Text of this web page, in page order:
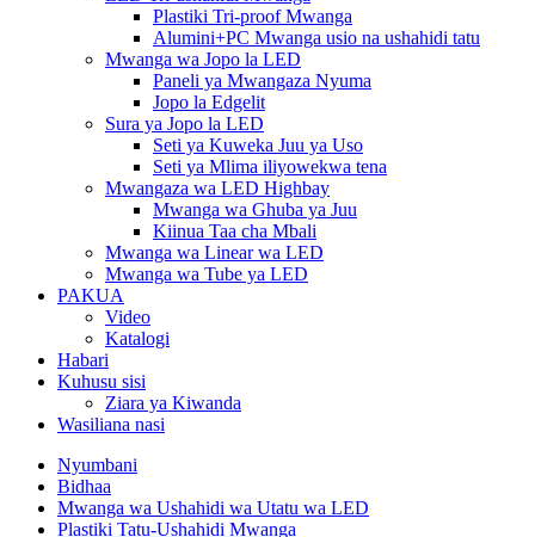
Plastiki Tri-proof Mwanga
Alumini+PC Mwanga usio na ushahidi tatu
Mwanga wa Jopo la LED
Paneli ya Mwangaza Nyuma
Jopo la Edgelit
Sura ya Jopo la LED
Seti ya Kuweka Juu ya Uso
Seti ya Mlima iliyowekwa tena
Mwangaza wa LED Highbay
Mwanga wa Ghuba ya Juu
Kiinua Taa cha Mbali
Mwanga wa Linear wa LED
Mwanga wa Tube ya LED
PAKUA
Video
Katalogi
Habari
Kuhusu sisi
Ziara ya Kiwanda
Wasiliana nasi
Nyumbani
Bidhaa
Mwanga wa Ushahidi wa Utatu wa LED
Plastiki Tatu-Ushahidi Mwanga